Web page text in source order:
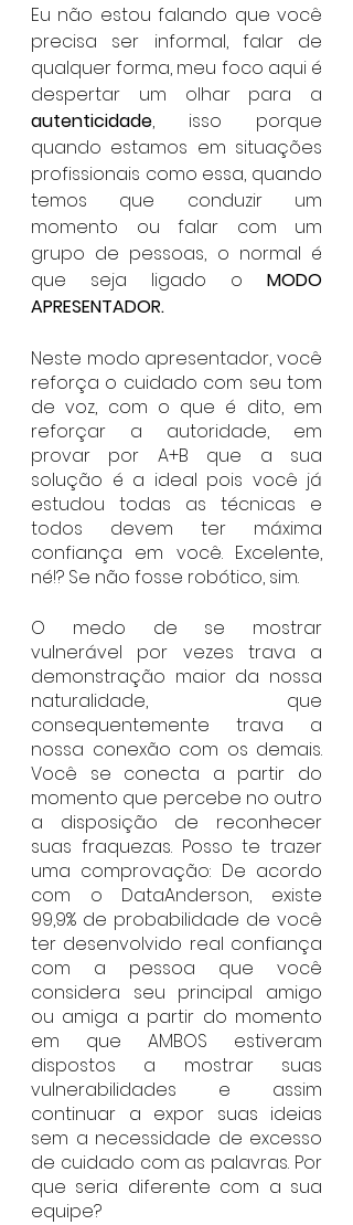
Eu não estou falando que você
precisa ser informal, falar de
qualquer forma, meu foco aqui é
autenticidade, isso porque
quando estamos em situações
profissionais como essa, quando
temos que conduzir um
momento ou falar com um
grupo de pessoas, o normal é
que seja ligado o MODO
APRESENTADOR.
Neste modo apresentador, você
reforça o cuidado com seu tom
de voz, com o que é dito, em
reforçar a autoridade, em
provar por A+B que a sua
solução é a ideal pois você já
estudou todas as técnicas e
todos devem ter máxima
confiança em você. Excelente,
né!? Se não fosse robótico, sim.
O medo de se mostrar
vulnerável por vezes trava a
demonstração maior da nossa
naturalidade, que
consequentemente trava a
nossa conexão com os demais.
Você se conecta a partir do
momento que percebe no outro
a disposição de reconhecer
suas fraquezas. Posso te trazer
uma comprovação: De acordo
com o DataAnderson, existe
99,9% de probabilidade de você
ter desenvolvido real confiança
com a pessoa que você
considera seu principal amigo
ou amiga a partir do momento
em que AMBOS estiveram
dispostos a mostrar suas
vulnerabilidades e assim
continuar a expor suas ideias
sem a necessidade de excesso
de cuidado com as palavras. Por
que seria diferente com a sua
equipe?